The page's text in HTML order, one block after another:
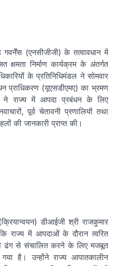
(एनसीजीजी) के तत्वावधान में
निर्माण कार्यक्रम के अंतर्गत
के प्रतिनिधिमंडल ने सोमवार
प्राधिकरण (यूएसडीएमए) का भ्रमण
ने राज्य में आपदा प्रबंधन के लिए
पूर्व चेतावनी प्रणालियों तथा
की जानकारी प्राप्त की।
डीआईजी श्री राजकुमार
राज्य में आपदाओं के दौरान त्वरित
ढंग से संचालित करने के लिए मजबूत
है। उन्होंने राज्य आपातकालीन